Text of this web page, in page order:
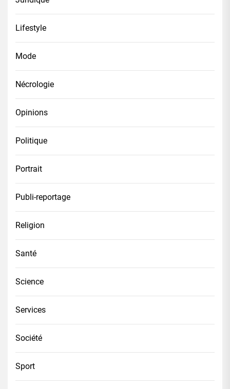
Lifestyle
Mode
Nécrologie
Opinions
Politique
Portrait
Publi-reportage
Religion
Santé
Science
Services
Société
Sport